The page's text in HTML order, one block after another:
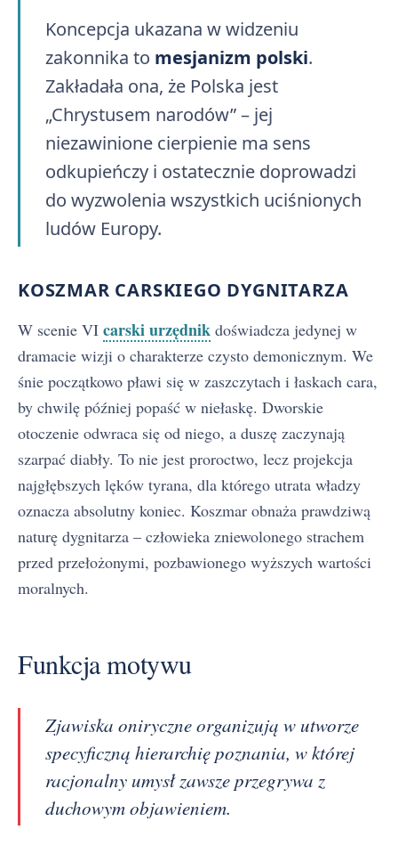
Koncepcja ukazana w widzeniu
zakonnika to mesjanizm polski.
Zakładała ona, że Polska jest
„Chrystusem narodów” – jej
niezawinione cierpienie ma sens
odkupieńczy i ostatecznie doprowadzi
do wyzwolenia wszystkich uciśnionych
ludów Europy.
KOSZMAR CARSKIEGO DYGNITARZA
W scenie VI carski urzędnik doświadcza jedynej w
dramacie wizji o charakterze czysto demonicznym. We
śnie początkowo pławi się w zaszczytach i łaskach cara,
by chwilę później popaść w niełaskę. Dworskie
otoczenie odwraca się od niego, a duszę zaczynają
szarpać diabły. To nie jest proroctwo, lecz projekcja
najgłębszych lęków tyrana, dla którego utrata władzy
oznacza absolutny koniec. Koszmar obnaża prawdziwą
naturę dygnitarza – człowieka zniewolonego strachem
przed przełożonymi, pozbawionego wyższych wartości
moralnych.
Funkcja motywu
Zjawiska oniryczne organizują w utworze
specyficzną hierarchię poznania, w której
racjonalny umysł zawsze przegrywa z
duchowym objawieniem.